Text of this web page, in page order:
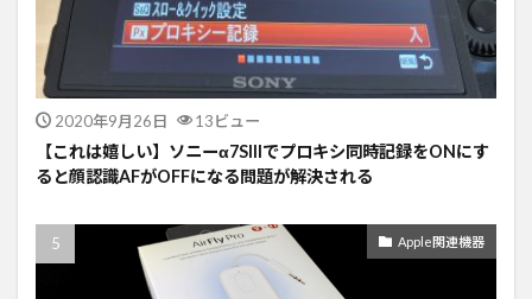
2020年9月26日 13ビュー
【これは嬉しい】ソニーα7SIIIでプロキシ同時記録をONにす
ると顔認識AFがOFFになる問題が解決される
Apple関連機器